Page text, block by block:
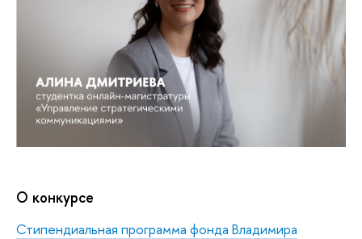
О конкурсе
Стипендиальная программа фонда Владимира